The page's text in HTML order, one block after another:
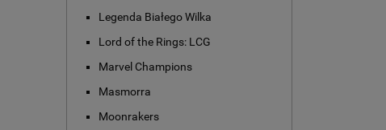
Legenda Białego Wilka
Lord of the Rings: LCG
Marvel Champions
Masmorra
Moonrakers